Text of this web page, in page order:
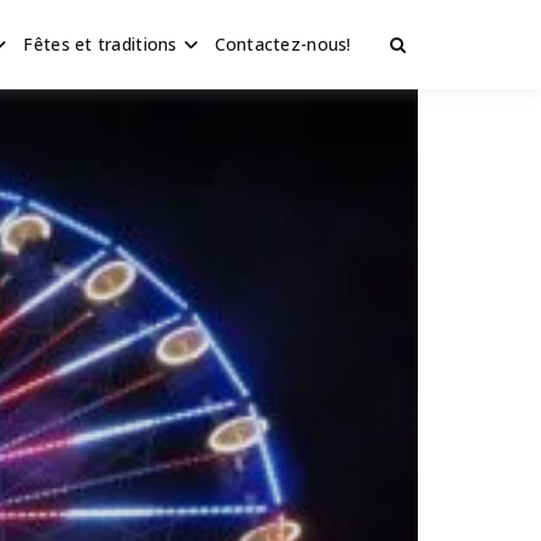
Fêtes et traditions Contactez-nous!